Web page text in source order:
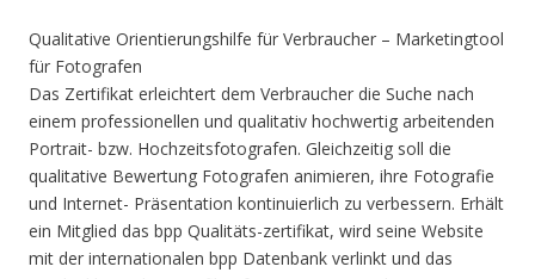
Qualitative Orientierungshilfe für Verbraucher – Marketingtool
für Fotografen
Das Zertifikat erleichtert dem Verbraucher die Suche nach
einem professionellen und qualitativ hochwertig arbeitenden
Portrait- bzw. Hochzeitsfotografen. Gleichzeitig soll die
qualitative Bewertung Fotografen animieren, ihre Fotografie
und Internet- Präsentation kontinuierlich zu verbessern. Erhält
ein Mitglied das bpp Qualitäts-zertifikat, wird seine Website
mit der internationalen bpp Datenbank verlinkt und das